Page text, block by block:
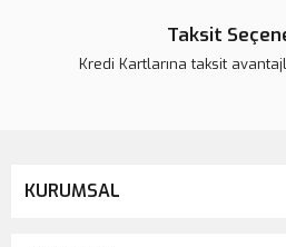
Taksit
Kredi Kartlarına taksit
KURUMSAL